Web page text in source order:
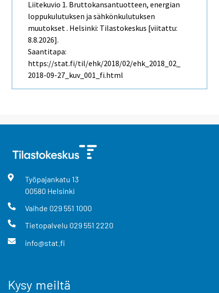
Liitekuvio 1. Bruttokansantuotteen, energian
loppukulutuksen ja sähkönkulutuksen
muutokset . Helsinki: Tilastokeskus [viitattu:
8.8.2026].
Saantitapa:
https://stat.fi/til/ehk/2018/02/ehk_2018_02_
2018-09-27_kuv_001_fi.html
Työpajankatu 13
00580 Helsinki
Vaihde 029 551 1000
Tietopalvelu 029 551 2220
info@stat.fi
Kysy meiltä